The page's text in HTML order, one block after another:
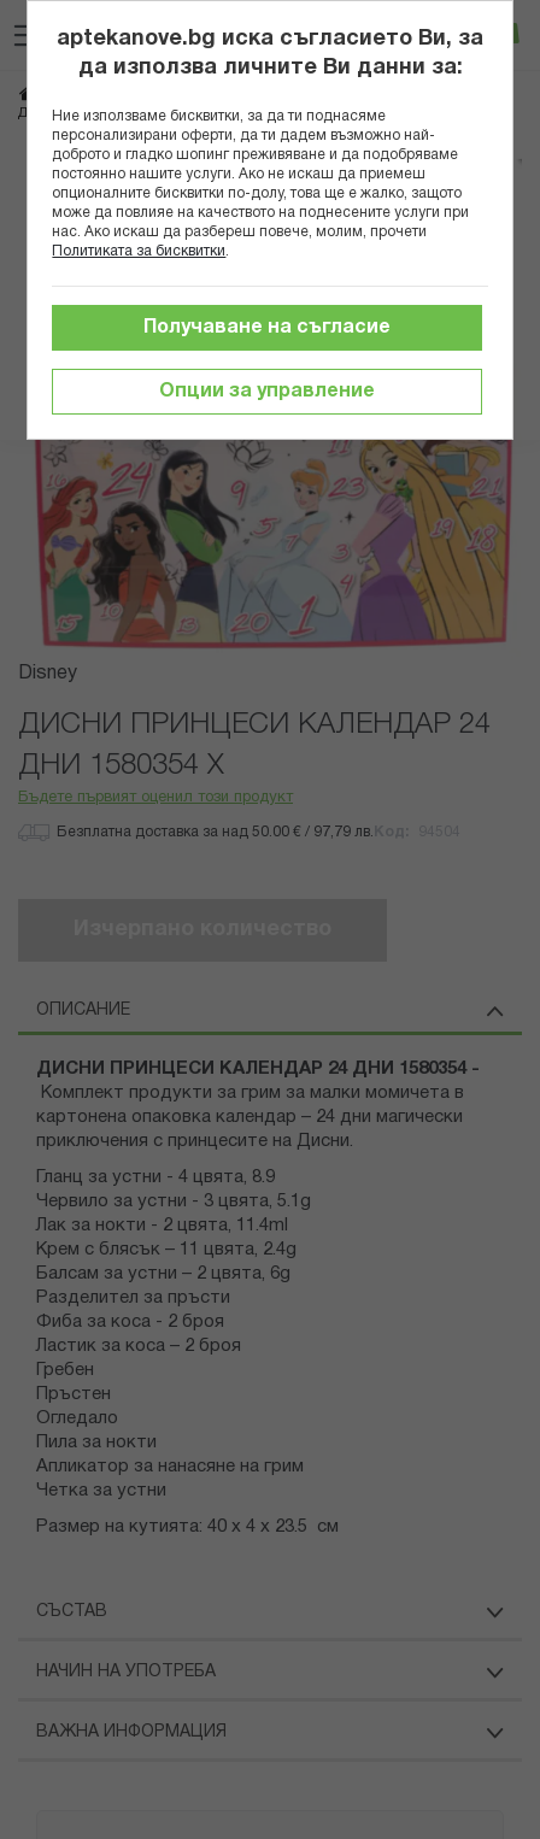
към
съдържанието
Вход
ДИСНИ ПРИНЦЕСИ КАЛЕНДАР 24 ДНИ 1580354 Х
Преминете
края
Преминете
началото
галерия
със
Disney
ДИСНИ ПРИНЦЕСИ КАЛЕНДАР 24
ДНИ 1580354 Х
Бъдете първият оценил този продукт
Безплатна доставка за над 50.00 € / 97,79 лв.
ОПИСАНИЕ
ДИСНИ ПРИНЦЕСИ КАЛЕНДАР 24 ДНИ 1580354 -
Комплект продукти за грим за малки момичета в
картонена опаковка календар – 24 дни магически
приключения с принцесите на Дисни.
Гланц за устни - 4 цвята, 8.9
Червило за устни - 3 цвята, 5.1g
Лак за нокти - 2 цвята, 11.4ml
Крем с блясък – 11 цвята, 2.4g
Балсам за устни – 2 цвята, 6g
Разделител за пръсти
Фиба за коса - 2 броя
Ластик за коса – 2 броя
Гребен
Пръстен
Огледало
Пила за нокти
Апликатор за нанасяне на грим
Четка за устни
Размер на кутията: 40 х 4 х 23.5 см
СЪСТАВ
НАЧИН НА УПОТРЕБА
ВАЖНА ИНФОРМАЦИЯ
aptekanove.bg иска съгласието Ви, за
да използва личните Ви данни за:
Ние използваме бисквитки, за да ти поднасяме
персонализирани оферти, да ти дадем възможно най-
доброто и гладко шопинг преживяване и да подобряваме
постоянно нашите услуги. Ако не искаш да приемеш
опционалните бисквитки по-долу, това ще е жалко, защото
може да повлияе на качеството на поднесените услуги при
нас. Ако искаш да разбереш повече, молим, прочети
Политиката за бисквитки
Опции за управление
Получаване на съгласие